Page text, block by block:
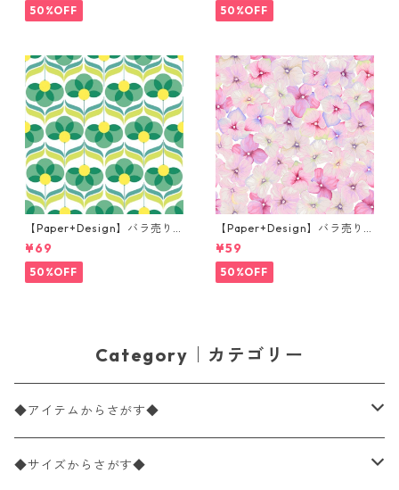
50%OFF 50%OFF
【Paper+Design】バラ売り2
枚 ランチサイズ ペーパーナプ
キン Geo Flowers グリーン
¥69
50%OFF
【Paper+Design】バラ売り2
枚 カクテルサイズ ペーパーナ
プキン Small blossoms ピン
ク
¥59
50%OFF
Category｜カテゴリー
◆アイテムからさがす◆
ペーパーナプキン2枚バラ売り
◆サイズからさがす◆